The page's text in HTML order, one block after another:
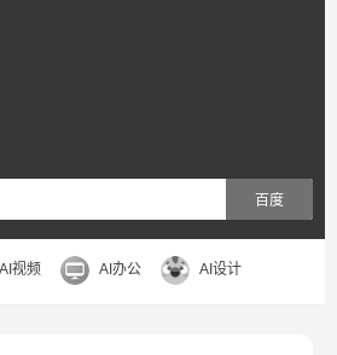
百度
AI视频 AI办公 AI设计